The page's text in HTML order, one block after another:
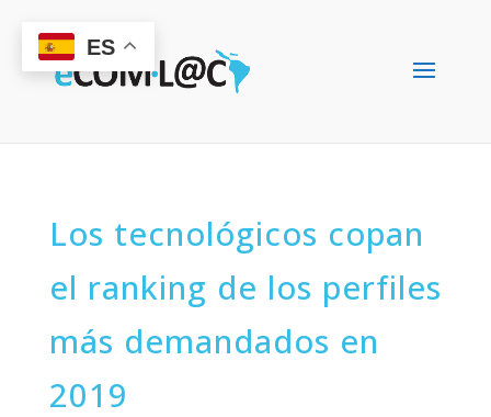
Los tecnológicos copan
el ranking de los perfiles
más demandados en
2019
ES